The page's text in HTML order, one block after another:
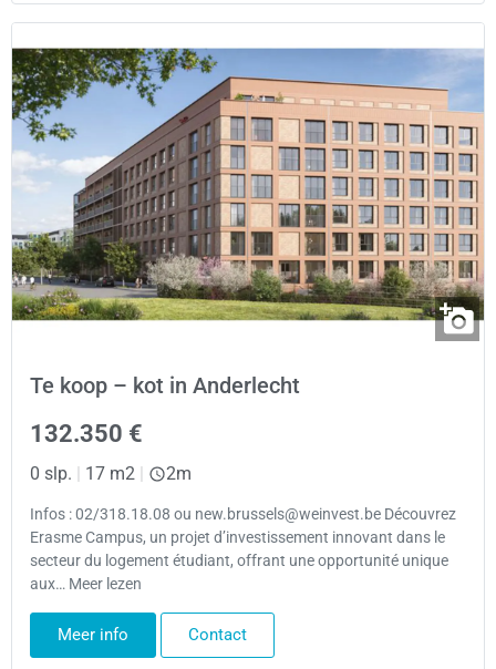
Te koop – kot in Anderlecht
132.350 €
0 slp. | 17 m2 | 2m
Infos : 02/318.18.08 ou new.brussels@weinvest.be Découvrez
Erasme Campus, un projet d’investissement innovant dans le
secteur du logement étudiant, offrant une opportunité unique
aux… Meer lezen
Meer info Contact